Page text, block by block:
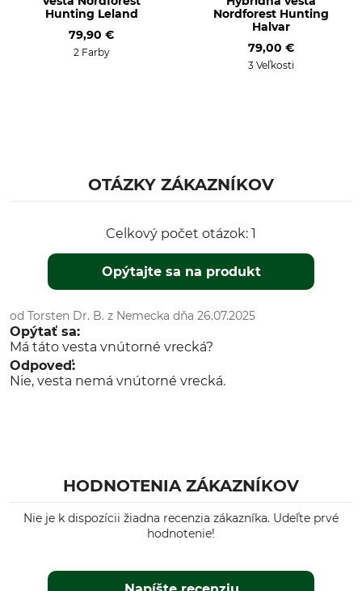
Výroba
Made in Germany
Konfekčná veľkosť
Hunting Leland
79,90 €
2 Farby
Nordforest Hunting
Halvar
79,00 €
3 Veľkosti
OTÁZKY ZÁKAZNÍKOV
Celkový počet otázok: 1
Opýtajte sa na produkt
od Torsten Dr. B. z Nemecka dňa 26.07.2025
Opýtať sa:
Má táto vesta vnútorné vrecká?
Odpoveď:
Nie, vesta nemá vnútorné vrecká.
HODNOTENIA ZÁKAZNÍKOV
Nie je k dispozícii žiadna recenzia zákazníka. Udeľte prvé
hodnotenie!